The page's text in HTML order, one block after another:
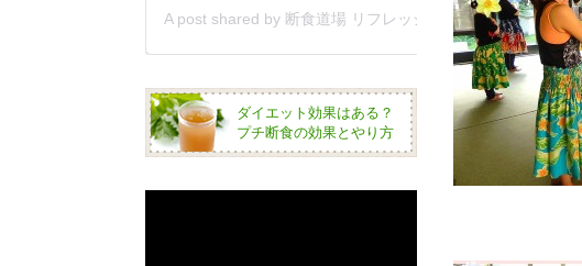
A post shared by 断食道場 リフレッシュの森 (@danjiki_refresh_saitama)
ダイエット効果はある？
プチ断食の効果とやり方